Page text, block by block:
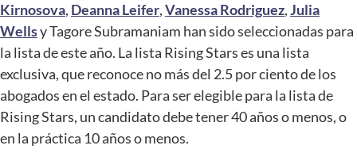
Kirnosova, Deanna Leifer,Vanessa Rodriguez,Julia
Wellsy Tagore Subramaniam han sido seleccionadas para
la lista de este año. La lista Rising Stars es una lista
exclusiva, que reconoce no más del 2.5 por ciento de los
abogados en el estado. Para ser elegible para la lista de
Rising Stars, un candidato debe tener 40 años o menos, o
en la práctica 10 años o menos.